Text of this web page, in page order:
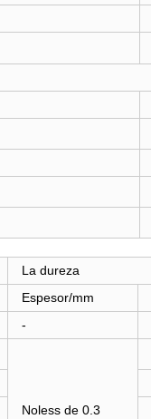
La dureza
Espesor/mm
-
Noless de 0.3